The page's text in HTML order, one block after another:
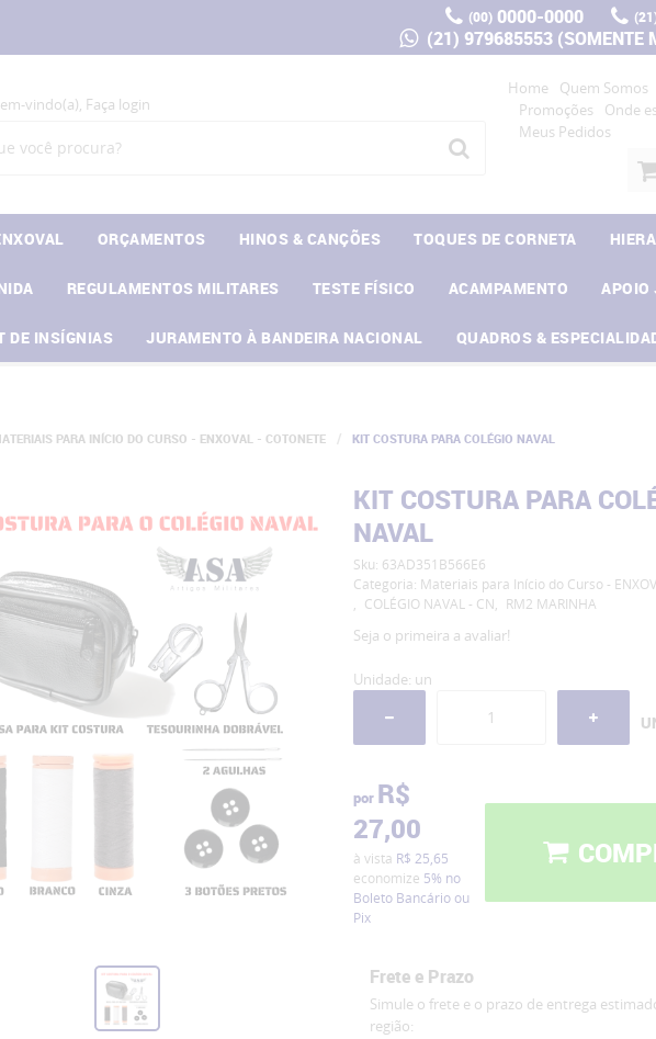
(00) 0000-0000
(21) 979685553 (SOMENTE
vindo(a), Faça login
Home Quem Somos
Promoções
Onde
Meus Pedidos
ORÇAMENTOS HINOS & CANÇÕES TOQUES DE CORNETA
REGULAMENTOS MILITARES TESTE FÍSICO ACAMPAMENTO APOIO
DE INSÍGNIAS JURAMENTO À BANDEIRA NACIONAL QUADROS &
PARA INÍCIO DO CURSO - ENXOVAL - COTONETE KIT COSTURA PARA COLÉGIO NAVAL
KIT COSTURA PARA
NAVAL
Sku: 63AD351B566E6
Categoria: Materiais para Início do Curso -
COLÉGIO NAVAL - CN
RM2 MARINHA
Seja o primeira a avaliar!
Unidade: un
por R$
27,00
à vista R$ 25,65
economize 5% no
Boleto Bancário ou
Pix
Frete e Prazo
Simule o frete e o prazo de entrega
região: